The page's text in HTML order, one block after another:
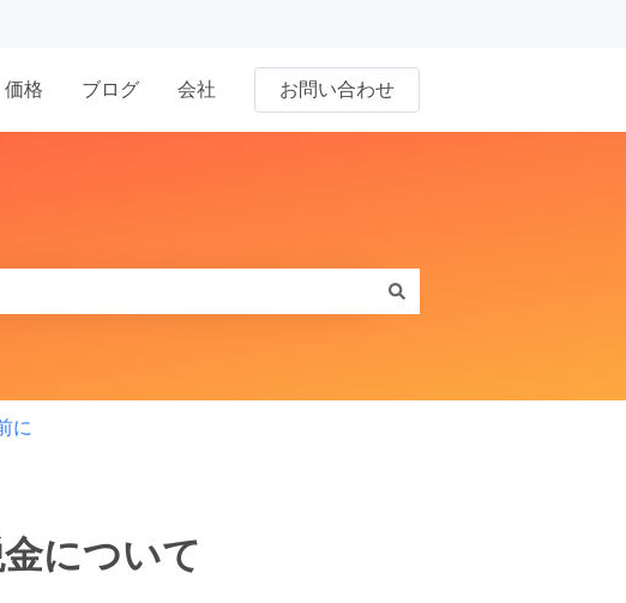
価格 ブログ 会社 お問い合わせ
に
について